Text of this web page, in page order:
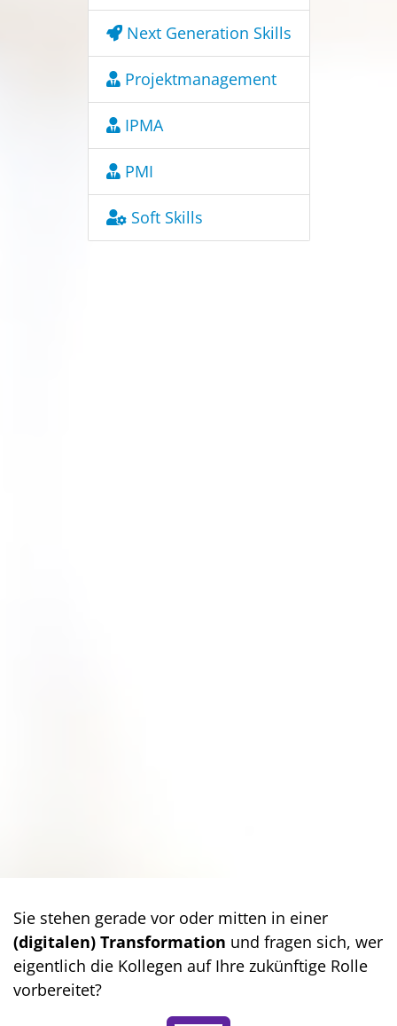
Next Generation Skills
Projektmanagement
IPMA
PMI
Soft Skills
Sie stehen gerade vor oder mitten in einer
(digitalen) Transformation und fragen sich, wer
eigentlich die Kollegen auf Ihre zukünftige Rolle
vorbereitet?